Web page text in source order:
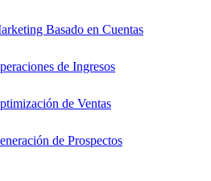
Basado en Cuentas
de Ingresos
de Ventas
de Prospectos